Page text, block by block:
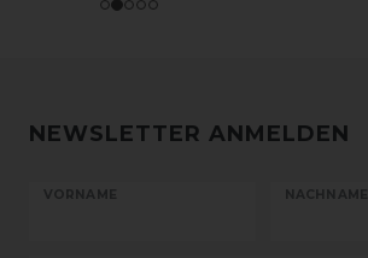
NEWSLETTER ANMELDEN
VORNAME NACHNAME